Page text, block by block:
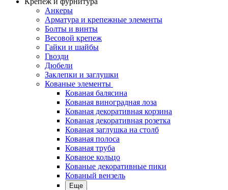
Анкеры
Арматура и крепежные элементы
Болты и винты
Весовой крепеж
Гайки и шайбы
Гвозди
Дюбели
Заклепки и заглушки
Кованые элементы
Кованая балясина
Кованая виноградная лоза
Кованая декоративная корзина
Кованая декоративная розетка
Кованая заглушка на столб
Кованая полоса
Кованая труба
Кованое кольцо
Кованые декоративные пики
Кованый вензель
Еще